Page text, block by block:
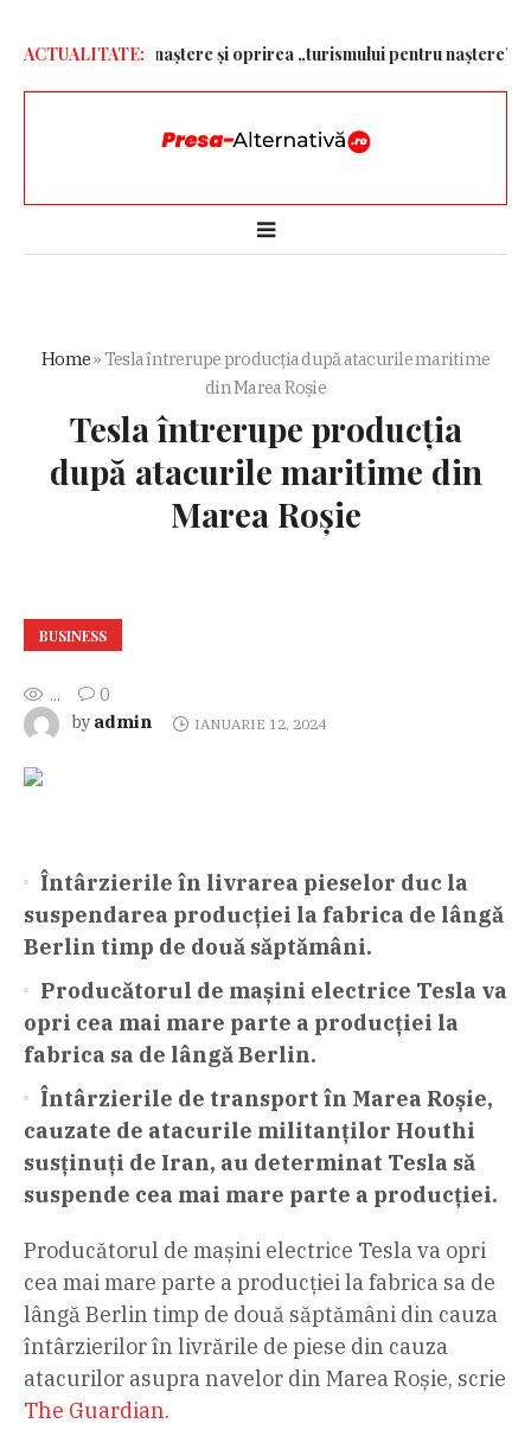
ACTUALITATE:
prin naștere și oprirea „turismului pentru naștere” –
Home»Tesla întrerupe producția după atacurile maritime
din Marea Roșie
Tesla întrerupe producția
după atacurile maritime din
Marea Roșie
BUSINESS
...
0
by admin IANUARIE 12, 2024
Întârzierile în livrarea pieselor duc la
suspendarea producției la fabrica de lângă
Berlin timp de două săptămâni.
Producătorul de mașini electrice Tesla va
opri cea mai mare parte a producției la
fabrica sa de lângă Berlin.
Întârzierile de transport în Marea Roșie,
cauzate de atacurile militanților Houthi
susținuți de Iran, au determinat Tesla să
suspende cea mai mare parte a producției.
Producătorul de mașini electrice Tesla va opri
cea mai mare parte a producției la fabrica sa de
lângă Berlin timp de două săptămâni din cauza
întârzierilor în livrările de piese din cauza
atacurilor asupra navelor din Marea Roșie, scrie
The Guardian.